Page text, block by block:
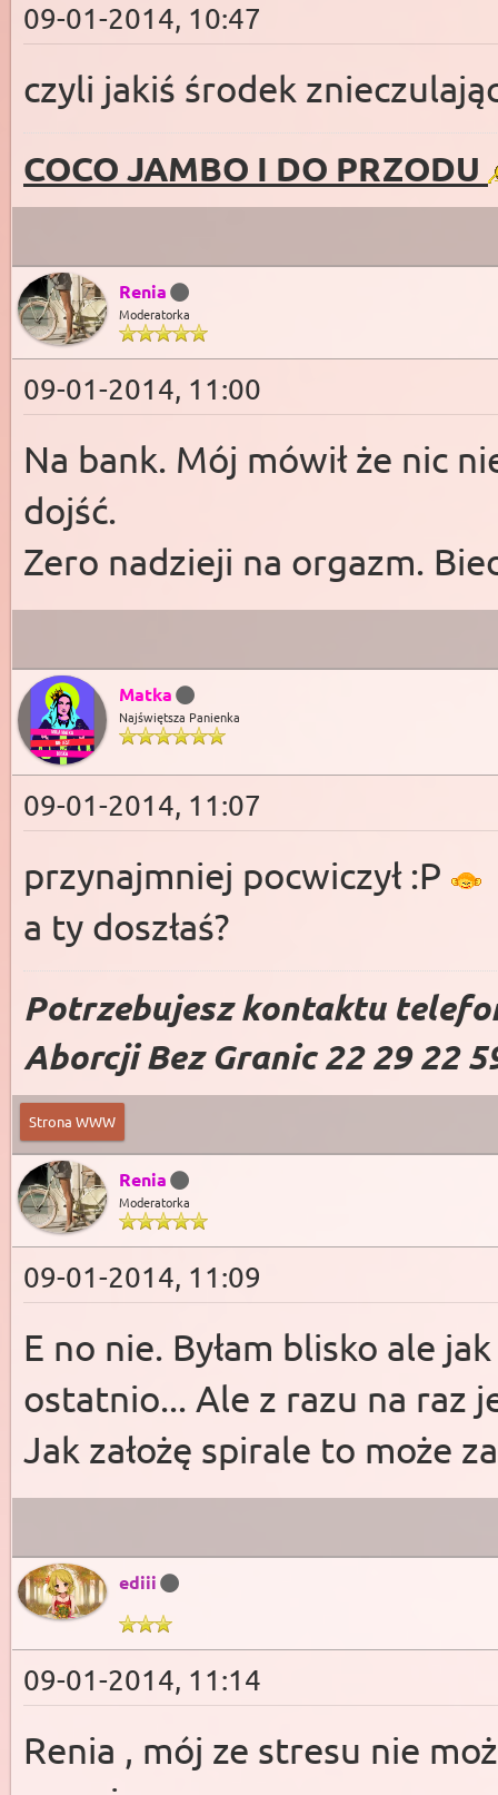
09-01-2014, 10:47
czyli jakiś środek
COCO JAMBO I DO PRZODU
Renia
Moderatorka
09-01-2014, 11:00
Na bank. Mój mówił że nic
dojść.
Zero nadzieji na orgazm.
Matka
Najświętsza Panienka
09-01-2014, 11:07
przynajmniej pocwiczył :P
a ty doszłaś?
Potrzebujesz kontaktu
Aborcji Bez Granic 22 29 22
Strona WWW
Renia
Moderatorka
09-01-2014, 11:09
E no nie. Byłam blisko ale
ostatnio... Ale z razu na raz
Jak założę spirale to może
ediii
09-01-2014, 11:14
Renia , mój ze stresu nie